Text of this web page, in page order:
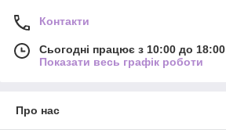
Контакти
Сьогодні працює з 10:00 до 18:00
Показати весь графік роботи
Про нас